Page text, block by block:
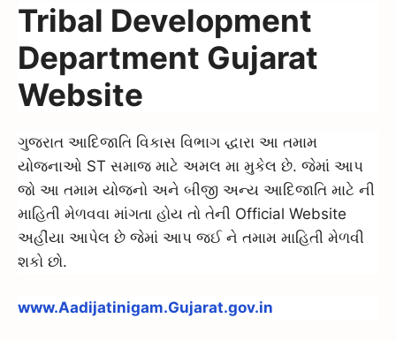
Tribal Development
Department Gujarat
Website
ગુજરાત આદિજાતિ વિકાસ વિભાગ દ્ધારા આ તમામ
યોજનાઓ ST સમાજ માટે અમલ મા મુકેલ છે. જેમાં આપ
જો આ તમામ યોજનો અને બીજી અન્ય આદિજાતિ માટે ની
માહિતી મેળવવા માંગતા હોય તો તેની Official Website
અહીંયા આપેલ છે જેમાં આપ જઈ ને તમામ માહિતી મેળવી
શકો છો.
www.Aadijatinigam.Gujarat.gov.in